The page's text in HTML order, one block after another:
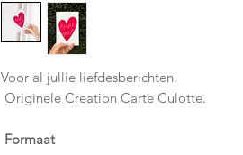
Voor al jullie liefdesberichten.
Originele Creation Carte Culotte.
Formaat